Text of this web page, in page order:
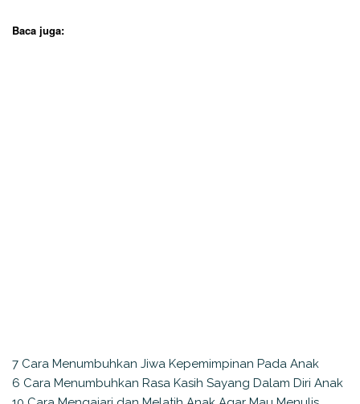
Baca juga:
7 Cara Menumbuhkan Jiwa Kepemimpinan Pada Anak
6 Cara Menumbuhkan Rasa Kasih Sayang Dalam Diri Anak